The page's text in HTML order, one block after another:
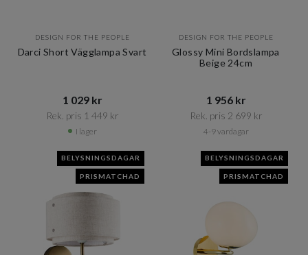
DESIGN FOR THE PEOPLE
Darci Short Vägglampa Svart
1 029 kr​​
Rek. pris 1 449 kr​​
I lager
DESIGN FOR THE PEOPLE
Glossy Mini Bordslampa
Beige 24cm
1 956 kr​​
Rek. pris 2 699 kr​​
4-9 vardagar
BELYSNINGSDAGAR
PRISMATCHAD
BELYSNINGSDAGAR
PRISMATCHAD